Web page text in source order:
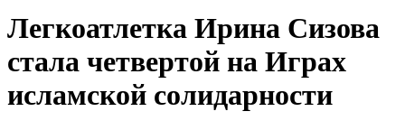
Легкоатлетка Ирина Сизова
стала четвертой на Играх
исламской солидарности